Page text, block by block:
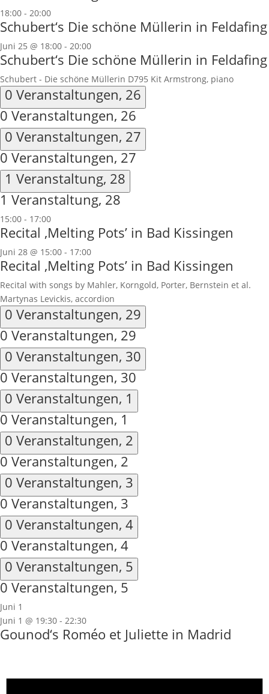
18:00 - 20:00
Schubert‘s Die schöne Müllerin in Feldafing
Juni 25 @ 18:00 - 20:00
Schubert‘s Die schöne Müllerin in Feldafing
Schubert - Die schöne Müllerin D795 Kit Armstrong, piano
0 Veranstaltungen, 26
0 Veranstaltungen, 26
0 Veranstaltungen, 27
0 Veranstaltungen, 27
1 Veranstaltung, 28
1 Veranstaltung, 28
15:00 - 17:00
Recital ‚Melting Pots’ in Bad Kissingen
Juni 28 @ 15:00 - 17:00
Recital ‚Melting Pots’ in Bad Kissingen
Recital with songs by Mahler, Korngold, Porter, Bernstein et al.
Martynas Levickis, accordion
0 Veranstaltungen, 29
0 Veranstaltungen, 29
0 Veranstaltungen, 30
0 Veranstaltungen, 30
0 Veranstaltungen, 1
0 Veranstaltungen, 1
0 Veranstaltungen, 2
0 Veranstaltungen, 2
0 Veranstaltungen, 3
0 Veranstaltungen, 3
0 Veranstaltungen, 4
0 Veranstaltungen, 4
0 Veranstaltungen, 5
0 Veranstaltungen, 5
Juni 1
Juni 1 @ 19:30 - 22:30
Gounod‘s Roméo et Juliette in Madrid